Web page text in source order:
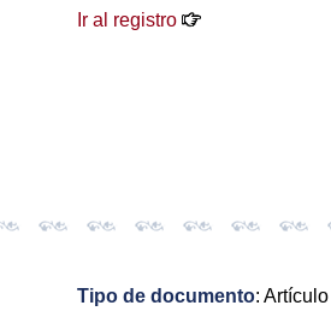
Ir al registro
Tipo de documento: